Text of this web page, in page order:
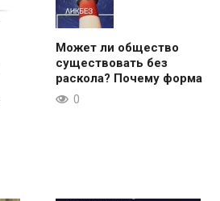
Может ли общество
существовать без
раскола? Почему форма
0